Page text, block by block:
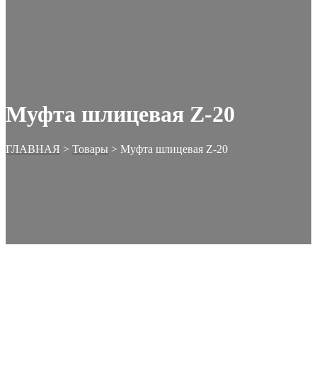
Муфта шлицевая Z-20
ГЛАВНАЯ > Товары > Муфта шлицевая Z-20